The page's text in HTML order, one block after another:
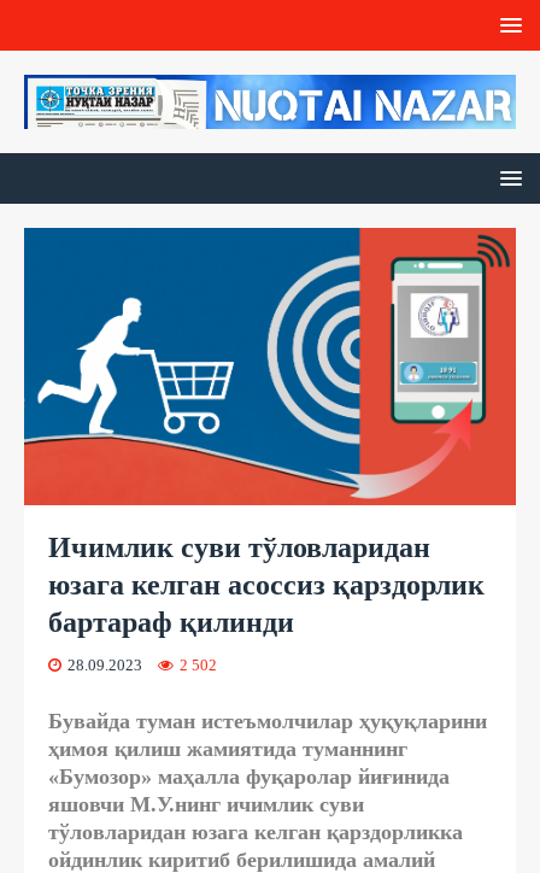
Ичимлик суви тўловларидан
юзага келган асоссиз қарздорлик
бартараф қилинди
28.09.2023 2 502
Бувайда туман истеъмолчилар ҳуқуқларини
ҳимоя қилиш жамиятида туманнинг
«Бумозор» маҳалла фуқаролар йиғинида
яшовчи М.У.нинг ичимлик суви
тўловларидан юзага келган қарздорликка
ойдинлик киритиб берилишида амалий